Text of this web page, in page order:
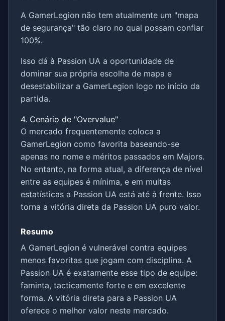
A GamerLegion não tem atualmente um "mapa
de segurança" tão claro no qual possam confiar
100%.
Isso dá à Passion UA a oportunidade de
dominar sua própria escolha de mapa e
desestabilizar a GamerLegion logo no início da
partida.
4. Cenário de "Overvalue"
O mercado frequentemente coloca a
GamerLegion como favorita baseando-se
apenas no nome e méritos passados em Majors.
No entanto, na forma atual, a diferença de nível
entre as equipes é mínima, e em muitas
estatísticas a Passion UA está até à frente. Isso
torna a vitória direta da Passion UA puro valor.
Resumo
A GamerLegion é vulnerável contra equipes
menos favoritas que jogam com disciplina. A
Passion UA é exatamente esse tipo de equipe:
faminta, tacticamente forte e em excelente
forma. A vitória direta para a Passion UA
oferece o melhor valor neste mercado.